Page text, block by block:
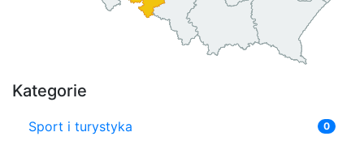
Kategorie
Sport i turystyka 0